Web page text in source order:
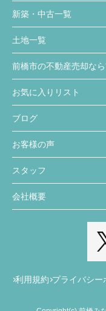
新築・中古一覧
土地一覧
前橋市の不動産売却な
お気に入りリスト
ブログ
お客様の声
スタッフ
会社概要
利用規約 プライバシー